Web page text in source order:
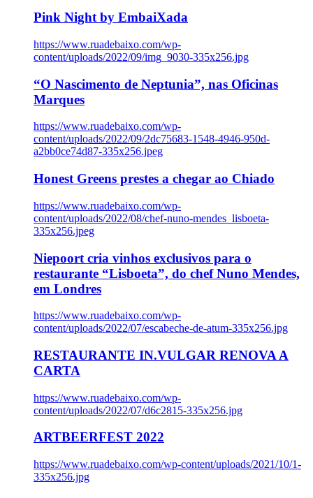
Pink Night by EmbaiXada
https://www.ruadebaixo.com/wp-
content/uploads/2022/09/img_9030-335x256.jpg
“O Nascimento de Neptunia”, nas Oficinas
Marques
https://www.ruadebaixo.com/wp-
content/uploads/2022/09/2dc75683-1548-4946-950d-
a2bb0ce74d87-335x256.jpeg
Honest Greens prestes a chegar ao Chiado
https://www.ruadebaixo.com/wp-
content/uploads/2022/08/chef-nuno-mendes_lisboeta-
335x256.jpeg
Niepoort cria vinhos exclusivos para o
restaurante “Lisboeta”, do chef Nuno Mendes,
em Londres
https://www.ruadebaixo.com/wp-
content/uploads/2022/07/escabeche-de-atum-335x256.jpg
RESTAURANTE IN.VULGAR RENOVA A
CARTA
https://www.ruadebaixo.com/wp-
content/uploads/2022/07/d6c2815-335x256.jpg
ARTBEERFEST 2022
https://www.ruadebaixo.com/wp-content/uploads/2021/10/1-
335x256.jpg